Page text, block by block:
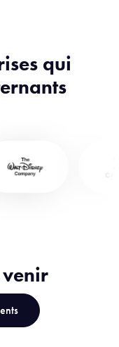
qui
venir